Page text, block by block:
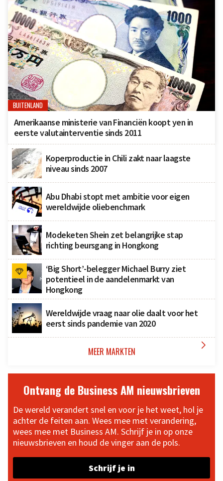
BUITENLAND
Amerikaanse ministerie van Financiën koopt yen in
eerste valutainterventie sinds 2011
Koperproductie in Chili zakt naar laagste
niveau sinds 2007
Abu Dhabi stopt met ambitie voor eigen
wereldwijde oliebenchmark
Modeketen Shein zet belangrijke stap
richting beursgang in Hongkong
‘Big Short’-belegger Michael Burry ziet
potentieel in de aandelenmarkt van
Hongkong
Wereldwijde vraag naar olie daalt voor het
eerst sinds pandemie van 2020
MEER MARKTEN 
Ontvang de Business AM nieuwsbrieven
De wereld verandert snel en voor je het weet, hol je
achter de feiten aan. Wees mee met verandering,
wees mee met Business AM. Schrijf je in op onze
nieuwsbrieven en houd de vinger aan de pols.
Schrijf je in